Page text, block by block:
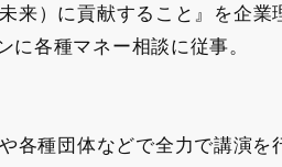
来）に貢献すること』を企業
各種マネー相談に従事。
各種団体などで全力で講演を